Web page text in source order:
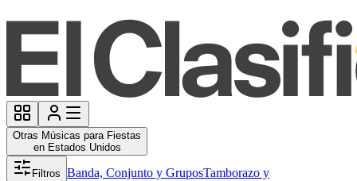
Otras Músicas para Fiestas
en Estados Unidos
Filtros Banda, Conjunto y GruposTamborazo y